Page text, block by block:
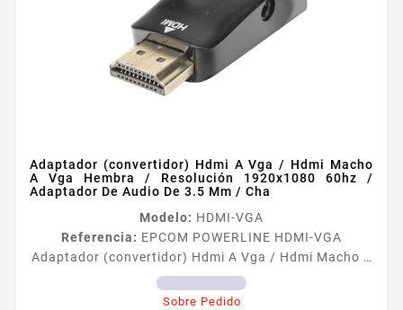
Adaptador (convertidor) Hdmi A Vga / Hdmi Macho
A Vga Hembra / Resolución 1920x1080 60hz /
Adaptador De Audio De 3.5 Mm / Cha
Modelo: HDMI-VGA
Referencia: EPCOM POWERLINE HDMI-VGA
Adaptador (convertidor) Hdmi A Vga / Hdmi Macho A
Vga Hembra / Resolución 1920x1080 60hz /
Adaptador De Audio De 3.5 Mm / Cha HDMIVGA
Sobre Pedido